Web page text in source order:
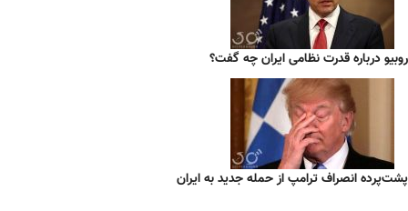
روبیو درباره قدرت نظامی ایران چه گفت؟
پشت‌پرده انصراف ترامپ از حمله جدید به ایران